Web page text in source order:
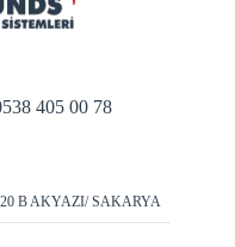
405 00 78
B AKYAZI/ SAKARYA